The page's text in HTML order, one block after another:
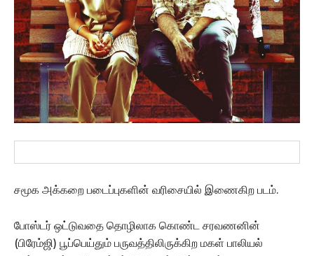
சமூக அக்கறை படைப்புகளின் வரிசையில் இணைகிற படம்.
போஸ்டர் ஒட்டுவதை தொழிலாக கொண்ட சரவணனின்
(பிரேம்ஜி) பூப்பெய்தும் பருவத்திலிருக்கிற மகள் பாலியல்